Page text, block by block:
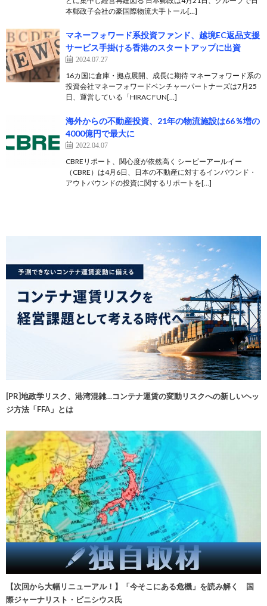
本郵政子会社の豪国際物流大手トール[…]
マネーフォワード系投資ファンド、越境EC返品支援
サービス手掛ける香港のスタートアップに出資
2024.07.27
16カ国に倉庫・拠点展開、成長に期待 マネーフォワード系の
投資会社マネーフォワードベンチャーパートナーズは7月25
日、運営している「HIRAC FUN[…]
海外からの不動産投資、21年の物流施設は66％増の
4000億円で最大に
2022.04.07
CBREリポート、関心度が依然高く シービーアールイー
（CBRE）は4月6日、日本の不動産に対するインバウンド・
アウトバウンドの投資に関するリポートを[…]
[PR]地政学リスク、港湾混雑…コンテナ運賃の変動リスクへの新しいヘッ
ジ方法「FFA」とは
【次回から大幅リニューアル！】「今そこにある危機」を読み解く 国
際ジャーナリスト・ビニシウス氏